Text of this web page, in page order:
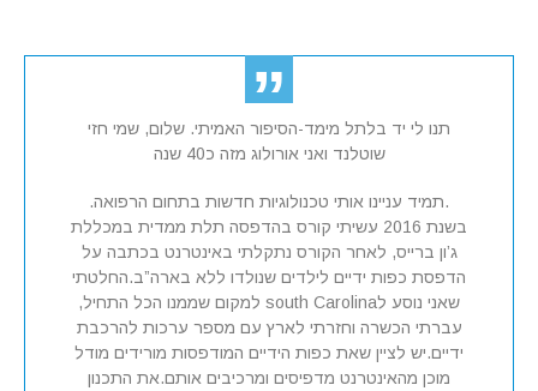
תנו לי יד בלתל מימד-הסיפור האמיתי. שלום, שמי חזי
שוטלנד ואני אורולוג מזה כ40 שנה
.תמיד עניינו אותי טכנולוגיות חדשות בתחום הרפואה.
בשנת 2016 עשיתי קורס בהדפסה תלת ממדית במכללת
ג’ון ברייס, לאחר הקורס נתקלתי באינטרנט בכתבה על
הדפסת כפות ידיים לילדים שנולדו ללא בארה”ב.החלטתי
שאני נוסע לsouth Carolina למקום שממנו הכל התחיל,
עברתי הכשרה וחזרתי לארץ עם מספר ערכות להרכבת
ידיים.יש לציין שאת כפות הידיים המודפסות מורידים מודל
מוכן מהאינטרנט מדפיסים ומרכיבים אותם.את התכנון